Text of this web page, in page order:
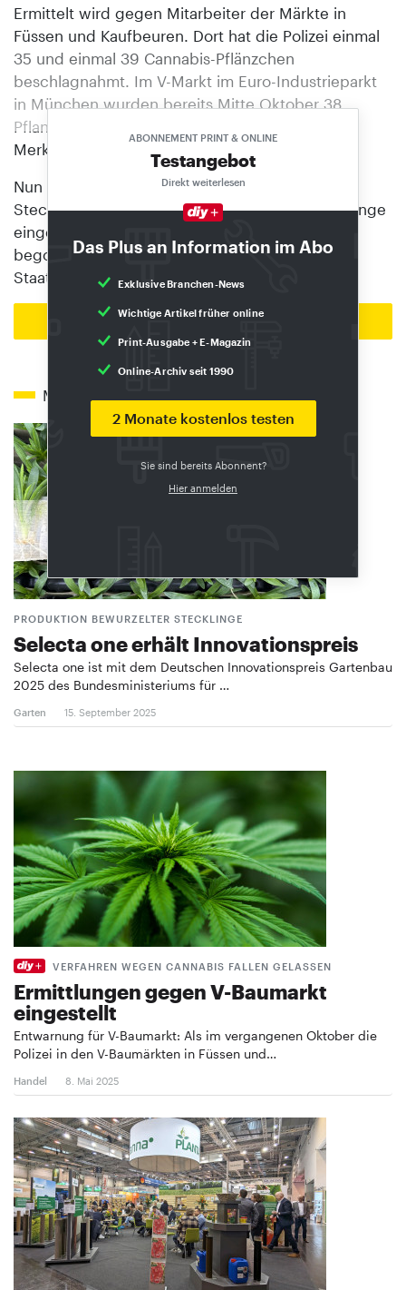
Das Plus an Information im Abo
Exklusive Branchen-News
Wichtige Artikel früher online
Print-Ausgabe + E-Magazin
Online-Archiv seit 1990
ABONNEMENT PRINT & ONLINE
Testangebot
Direkt weiterlesen
2 Monate kostenlos testen
Sie sind bereits Abonnent?
Hier anmelden
Ermittelt wird gegen Mitarbeiter der Märkte in
Füssen und Kaufbeuren. Dort hat die Polizei einmal
35 und einmal 39 Cannabis-Pflänzchen
beschlagnahmt. Im V-Markt im Euro-Industrieparkt
in München wurden bereits Mitte Oktober 38
Pflanzen sichergestellt, berichtet der Münchner
Merkur.
Nun geht es um die Frage, ob es sich dabei um
Stecklinge handelt oder um Setzlinge. Da Setzlinge
eingepflanzt sind und der Anbauvorgang damit
begonnen habe, sei das nicht erlaubt, wird die
Staatsanwaltschaft zitiert.
Zur Startseite
Mehr zum Thema
PRODUKTION BEWURZELTER STECKLINGE
Selecta one erhält Innovationspreis
Selecta one ist mit dem Deutschen Innovationspreis Gartenbau
2025 des Bundesministeriums für …
Garten 15. September 2025
VERFAHREN WEGEN CANNABIS FALLEN GELASSEN
Ermittlungen gegen V-Baumarkt
eingestellt
Entwarnung für V-Baumarkt: Als im vergangenen Oktober die
Polizei in den V-Baumärkten in Füssen und…
Handel 8. Mai 2025